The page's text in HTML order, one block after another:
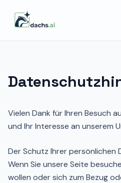
Vielen Dank für Ihren Besuch
und Ihr Interesse an unserem
Der Schutz Ihrer persönlichen
Wenn Sie unsere Seite
wollen oder sich zum Bezug